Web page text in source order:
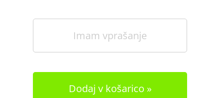
Imam vprašanje
Dodaj v košarico